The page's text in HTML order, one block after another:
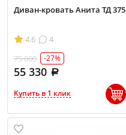
Диван-кровать Анита ТД 375
4.6
4
75 800
-27%
55 330
Купить в 1 клик